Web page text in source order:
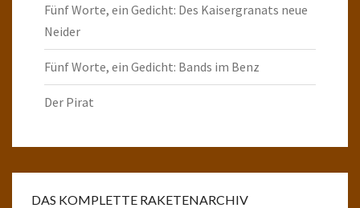
Fünf Worte, ein Gedicht: Des Kaisergranats neue
Neider
Fünf Worte, ein Gedicht: Bands im Benz
Der Pirat
DAS KOMPLETTE RAKETENARCHIV